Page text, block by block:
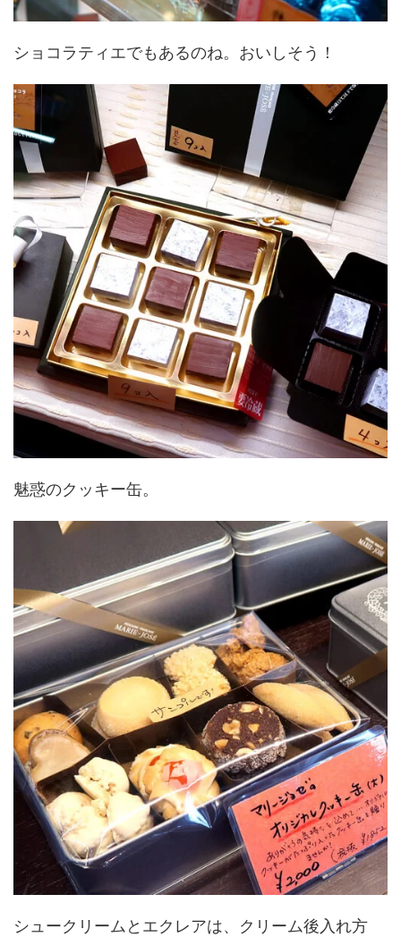
ショコラティエでもあるのね。おいしそう！
魅惑のクッキー缶。
シュークリームとエクレアは、クリーム後入れ方